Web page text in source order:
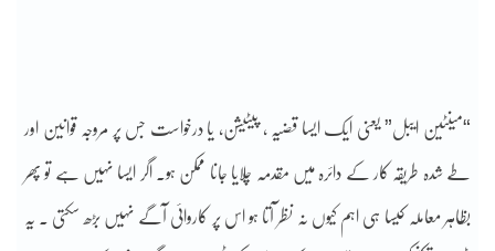
“مینٹین ایبل” یعنی ایک ایسا قضیہ ، پیٹیشن، یا درخواست جس پر مروجہ قوانین اور
طے شدہ طریقہ کار کے دائرہ میں مقدمہ چلایا جانا ممکن ہو۔ اگر ایسا نہیں ہے تو پھر
بظاہر معاملہ کیسا ہی اہم کیوں نہ نظر آتا ہو اس پر کاروائی آگے نہیں بڑھ سکتی ۔ یہ